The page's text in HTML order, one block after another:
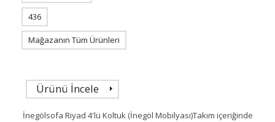
436
Mağazanın Tüm Ürünleri
Ürünü İncele
İnegölsofa Riyad 4'lü Koltuk (İnegöl Mobilyası)Takım içeriğinde